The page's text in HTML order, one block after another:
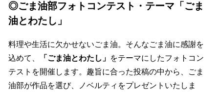
◎ごま油部フォトコンテスト・テーマ「ごま
油とわたし」
料理や生活に欠かせないごま油。そんなごま油に感謝を
込めて、
「ごま油とわたし」 をテーマにしたフォトコン
テストを開催します。趣旨に合った投稿の中から、ごま
油部が作品を選び、ノベルティをプレゼントいたしま